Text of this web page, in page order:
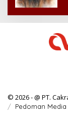
© 2026 - @ PT.
Pedoman Media